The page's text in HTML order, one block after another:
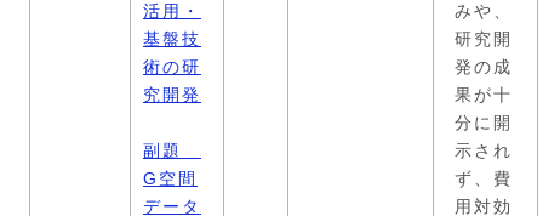
活用・
基盤技
術の研
究開発
副題
G空間
データ
みや、
研究開
発の成
果が十
分に開
示され
ず、費
用対効